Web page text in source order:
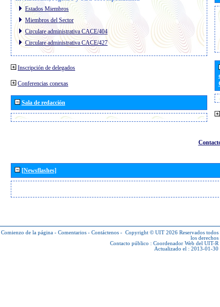
Estados Miembros
Miembros del Sector
Circulare administrativa CACE/404
Circulare administrativa CACE/427
Inscripción de delegados
Conferencias conexas
Sala de redacción
[Newsflashes]
Comienzo de la página - Comentarios - Contáctenos - Copyright © UIT 2026 Reservados todos
los derechos
Contacto público : Coordenador Web del UIT-R
Actualizado el : 2013-01-30